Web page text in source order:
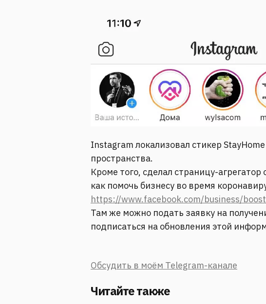
Instagram локализовал стикер
пространства.
Кроме того, сделал страницу-агрегатор
как помочь бизнесу во время
https://www.facebook.com/business/
Там же можно подать заявку на
подписаться на обновления этой
Обсудить в моём Telegram-канале
Читайте также